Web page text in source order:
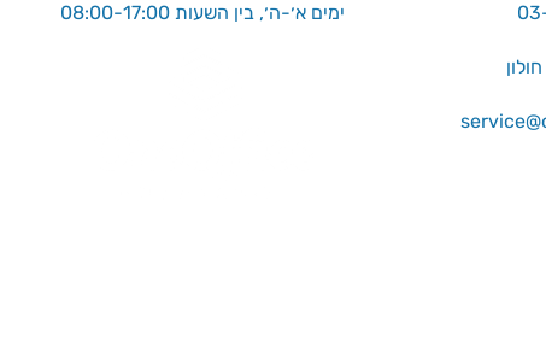
ימים א׳-ה׳, בין השעות 08:00-17:00